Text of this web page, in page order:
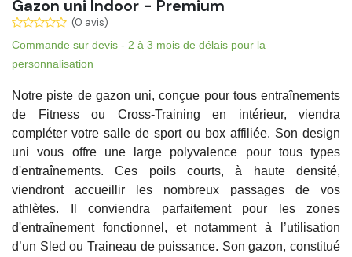
Gazon uni Indoor - Premium
(0 avis)
Commande sur devis - 2 à 3 mois de délais pour la
personnalisation
Notre piste de gazon uni, conçue pour tous entraînements
de
Fitness ou Cross-Training en intérieur, viendra
compléter votre salle de sport ou box affiliée. Son design
uni vous offre une large polyvalence pour tous types
d'entraînements. Ces poils courts, à haute densité,
viendront accueillir les nombreux passages de vos
athlètes. Il conviendra parfaitement pour les zones
d'entraînement fonctionnel , et notamment à l’utilisation
d’un Sledou Traineau de puissance. Son gazon, constitué